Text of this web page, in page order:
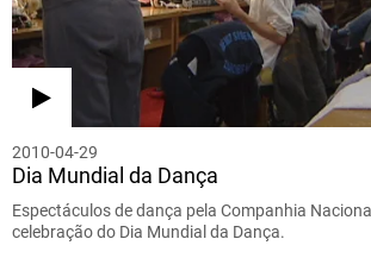
2010-04-29
Dia Mundial da Dança
Espectáculos de dança pela Companhia
celebração do Dia Mundial da Dança.